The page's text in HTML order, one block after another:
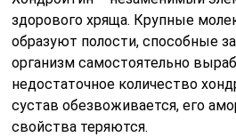
здорового хряща. Крупные
образуют полости, способные
организм самостоятельно
недостаточное количество
сустав обезвоживается, его
свойства теряются.